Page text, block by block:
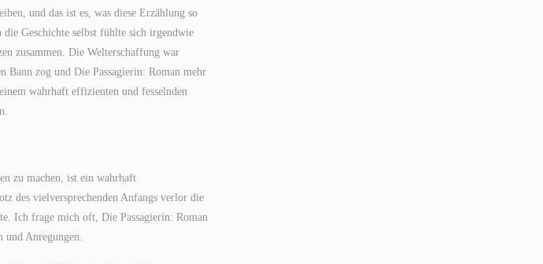
und das ist es, was diese Erzählung so
Geschichte selbst fühlte sich irgendwie
zusammen. Die Welterschaffung war
Bann zog und Die Passagierin: Roman mehr
wahrhaft effizienten und fesselnden
zu machen, ist ein wahrhaft
des vielversprechenden Anfangs verlor die
Ich frage mich oft, Die Passagierin: Roman
und Anregungen.